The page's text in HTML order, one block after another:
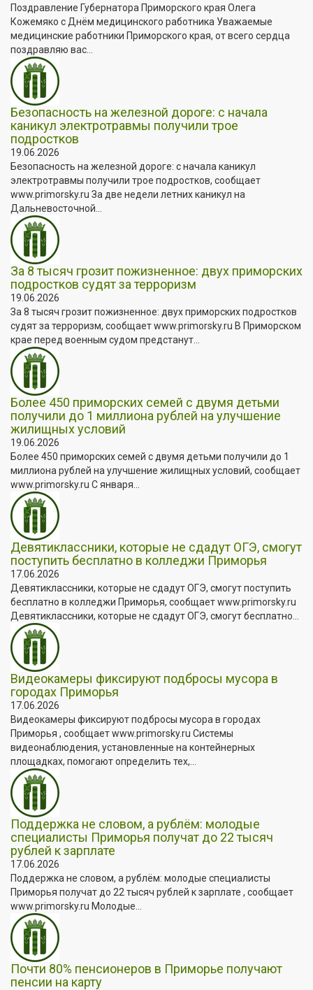
Поздравление Губернатора Приморского края Олега
Кожемяко с Днём медицинского работника Уважаемые
медицинские работники Приморского края, от всего сердца
поздравляю вас...
Безопасность на железной дороге: с начала
каникул электротравмы получили трое
подростков
19.06.2026
Безопасность на железной дороге: с начала каникул
электротравмы получили трое подростков, сообщает
www.primorsky.ru За две недели летних каникул на
Дальневосточной...
За 8 тысяч грозит пожизненное: двух приморских
подростков судят за терроризм
19.06.2026
За 8 тысяч грозит пожизненное: двух приморских подростков
судят за терроризм, сообщает www.primorsky.ru В Приморском
крае перед военным судом предстанут...
Более 450 приморских семей с двумя детьми
получили до 1 миллиона рублей на улучшение
жилищных условий
19.06.2026
Более 450 приморских семей с двумя детьми получили до 1
миллиона рублей на улучшение жилищных условий, сообщает
www.primorsky.ru С января...
Девятиклассники, которые не сдадут ОГЭ, смогут
поступить бесплатно в колледжи Приморья
17.06.2026
Девятиклассники, которые не сдадут ОГЭ, смогут поступить
бесплатно в колледжи Приморья, сообщает www.primorsky.ru
Девятиклассники, которые не сдадут ОГЭ, смогут бесплатно...
Видеокамеры фиксируют подбросы мусора в
городах Приморья
17.06.2026
Видеокамеры фиксируют подбросы мусора в городах
Приморья , сообщает www.primorsky.ru Системы
видеонаблюдения, установленные на контейнерных
площадках, помогают определить тех,...
Поддержка не словом, а рублём: молодые
специалисты Приморья получат до 22 тысяч
рублей к зарплате
17.06.2026
Поддержка не словом, а рублём: молодые специалисты
Приморья получат до 22 тысяч рублей к зарплате , сообщает
www.primorsky.ru Молодые...
Почти 80% пенсионеров в Приморье получают
пенсии на карту